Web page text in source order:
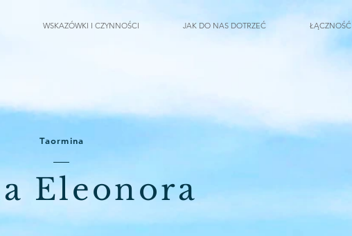
WSKAZÓWKI I CZYNNOŚCI JAK DO NAS DOTRZEĆ ŁĄCZNOŚĆ
Taormina
Eleonora